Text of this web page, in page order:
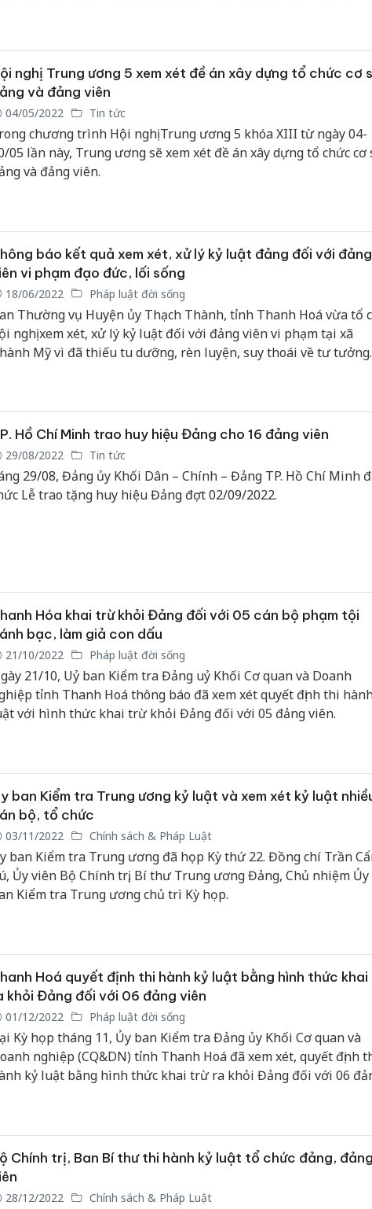
bức xúc trong xã hội; xử lý nghiêm minh, kịp thời, triệt để,
các tổ chức đảng và đảng viên vi phạm.
nghị Trung ương 5 xem xét đề án xây dựng tổ chức cơ
và đảng viên
04/05/2022 Tin tức
chương trình Hội nghị Trung ương 5 khóa XIII từ ngày 04-
05 lần này, Trung ương sẽ xem xét đề án xây dựng tổ chức cơ
và đảng viên.
báo kết quả xem xét, xử lý kỷ luật đảng đối với đảng
vi phạm đạo đức, lối sống
18/06/2022 Pháp luật đời sống
Thường vụ Huyện ủy Thạch Thành, tỉnh Thanh Hoá vừa tổ
nghị xem xét, xử lý kỷ luật đối với đảng viên vi phạm tại xã
Mỹ vì đã thiếu tu dưỡng, rèn luyện, suy thoái về tư tưởng
Hồ Chí Minh trao huy hiệu Đảng cho 16 đảng viên
29/08/2022 Tin tức
29/08, Đảng ủy Khối Dân – Chính – Đảng TP. Hồ Chí Minh
Lễ trao tặng huy hiệu Đảng đợt 02/09/2022.
Hóa khai trừ khỏi Đảng đối với 05 cán bộ phạm tội
bạc, làm giả con dấu
21/10/2022 Pháp luật đời sống
21/10, Uỷ ban Kiểm tra Đảng uỷ Khối Cơ quan và Doanh
tỉnh Thanh Hoá thông báo đã xem xét quyết định thi
với hình thức khai trừ khỏi Đảng đối với 05 đảng viên.
ban Kiểm tra Trung ương kỷ luật và xem xét kỷ luật
bộ, tổ chức
03/11/2022 Chính sách & Pháp Luật
ban Kiểm tra Trung ương đã họp Kỳ thứ 22. Đồng chí Trần
Ủy viên Bộ Chính trị, Bí thư Trung ương Đảng, Chủ nhiệm Ủy
Kiểm tra Trung ương chủ trì Kỳ họp.
Hoá quyết định thi hành kỷ luật bằng hình thức
khỏi Đảng đối với 06 đảng viên
01/12/2022 Pháp luật đời sống
Kỳ họp tháng 11, Ủy ban Kiểm tra Đảng ủy Khối Cơ quan và
nghiệp (CQ&DN) tỉnh Thanh Hoá đã xem xét, quyết định
kỷ luật bằng hình thức khai trừ ra khỏi Đảng đối với 06
Chính trị, Ban Bí thư thi hành kỷ luật tổ chức đảng,
28/12/2022 Chính sách & Pháp Luật